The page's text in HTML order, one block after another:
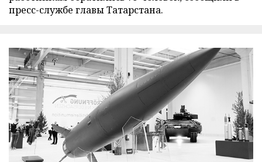
пресс-службе главы Татарстана.